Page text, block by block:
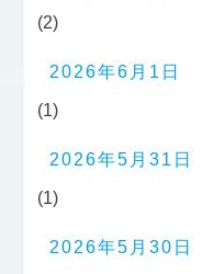
(2)
2026年6月1日
(1)
2026年5月31日
(1)
2026年5月30日